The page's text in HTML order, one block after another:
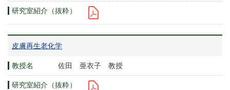
皮膚再生老化学
佐田 亜衣子 教授